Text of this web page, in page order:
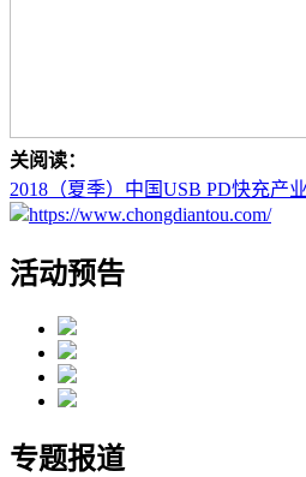
关阅读：
2018（夏季）中国USB PD快充产
https://www.chongdiantou.com/
活动预告
专题报道